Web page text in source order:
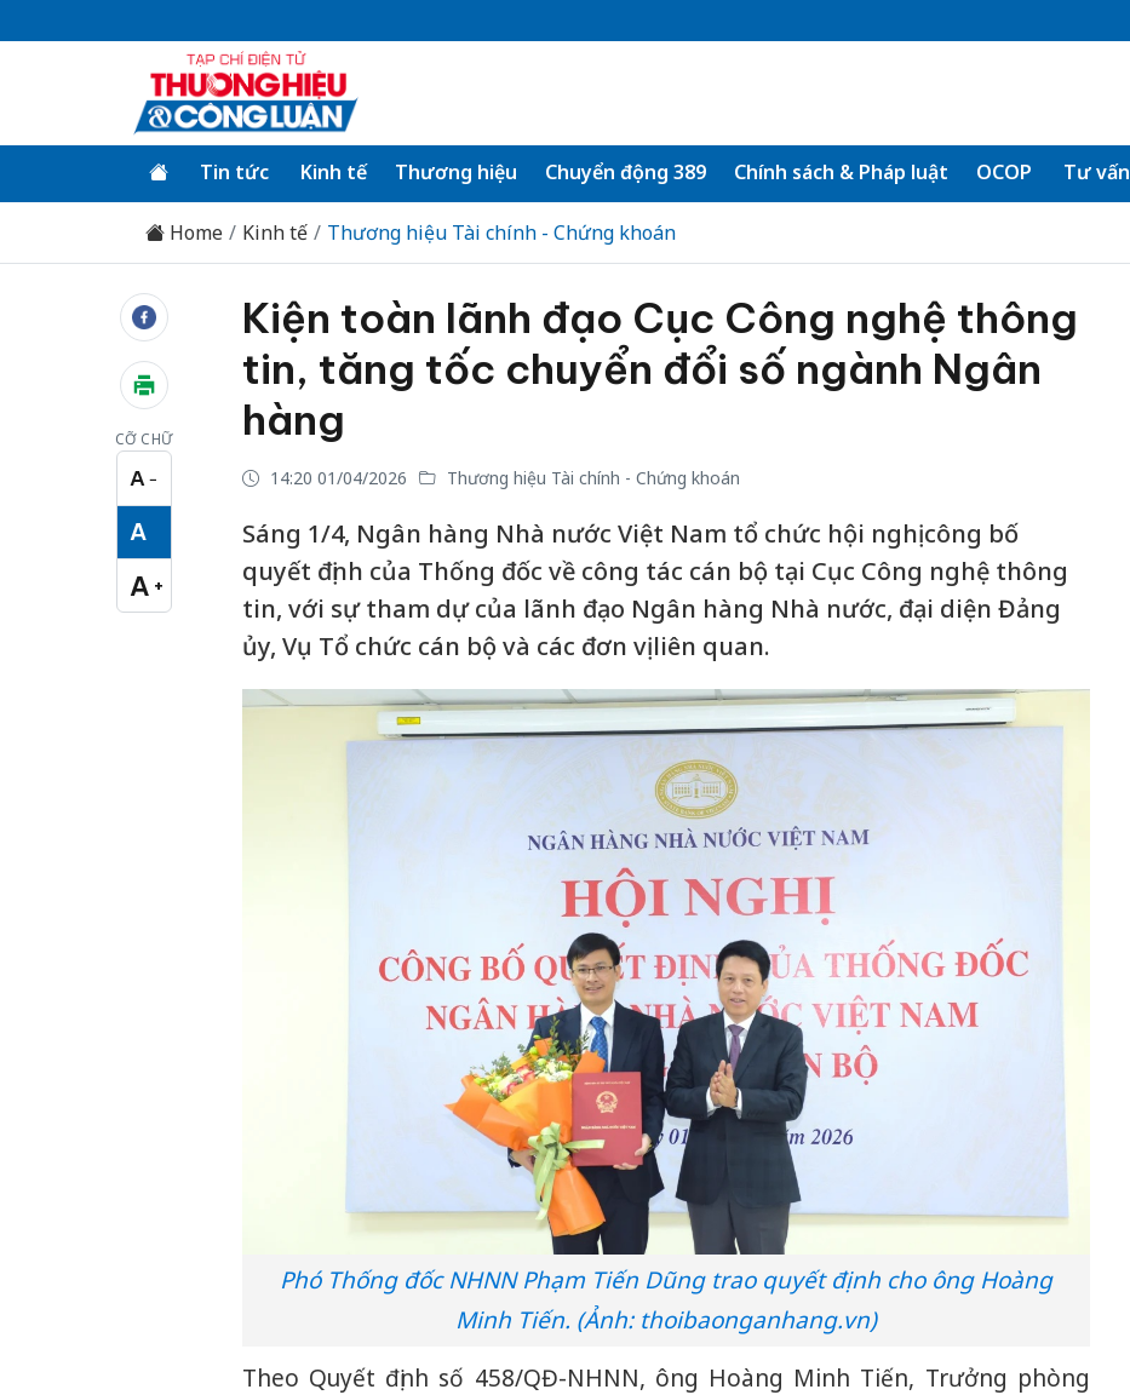
Tin tức Kinh tế Thương hiệu Chuyển động 389 Chính sách & Pháp luật OCOP Tư vấn
Home Kinh tế Thương hiệu Tài chính - Chứng khoán
CỠ CHỮ
A −
Cỡ chữ nhỏ
A
Cỡ chữ vừa
A +
Cỡ chữ lớn
Kiện toàn lãnh đạo Cục Công nghệ thông
tin, tăng tốc chuyển đổi số ngành Ngân
hàng
14:20 01/04/2026 Thương hiệu Tài chính - Chứng khoán
Sáng 1/4, Ngân hàng Nhà nước Việt Nam tổ chức hội nghị công bố
quyết định của Thống đốc về công tác cán bộ tại Cục Công nghệ thông
tin, với sự tham dự của lãnh đạo Ngân hàng Nhà nước, đại diện Đảng
ủy, Vụ Tổ chức cán bộ và các đơn vị liên quan.
Phó Thống đốc NHNN Phạm Tiến Dũng trao quyết định cho ông Hoàng
Minh Tiến. (Ảnh: thoibaonganhang.vn)
Theo Quyết định số 458/QĐ-NHNN, ông Hoàng Minh Tiến, Trưởng phòng